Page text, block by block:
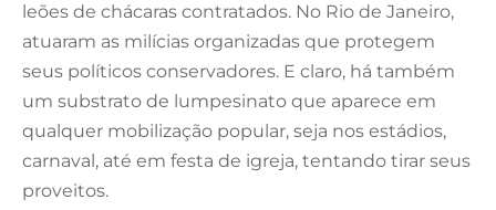
leões de chácaras contratados. No Rio de Janeiro,
atuaram as milícias organizadas que protegem
seus políticos conservadores. E claro, há também
um substrato de lumpesinato que aparece em
qualquer mobilização popular, seja nos estádios,
carnaval, até em festa de igreja, tentando tirar seus
proveitos.